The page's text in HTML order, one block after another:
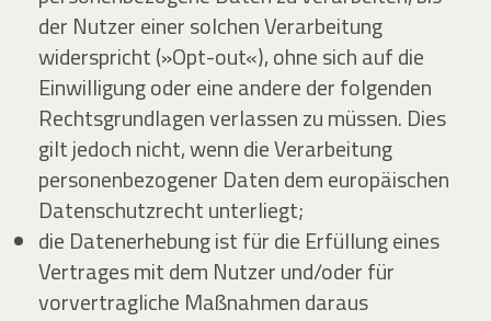
der Nutzer einer solchen Verarbeitung
widerspricht (»Opt-out«), ohne sich auf die
Einwilligung oder eine andere der folgenden
Rechtsgrundlagen verlassen zu müssen. Dies
gilt jedoch nicht, wenn die Verarbeitung
personenbezogener Daten dem europäischen
Datenschutzrecht unterliegt;
die Datenerhebung ist für die Erfüllung eines
Vertrages mit dem Nutzer und/oder für
vorvertragliche Maßnahmen daraus